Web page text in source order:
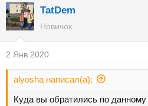
TatDem
Новичок
2 Янв 2020
alyosha написал(а):
Куда вы обратились по